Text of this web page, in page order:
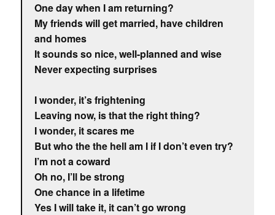
One day when I am returning?
My friends will get married, have children
and homes
It sounds so nice, well-planned and wise
Never expecting surprises
I wonder, it’s frightening
Leaving now, is that the right thing?
I wonder, it scares me
But who the the hell am I if I don’t even try?
I’m not a coward
Oh no, I’ll be strong
One chance in a lifetime
Yes I will take it, it can’t go wrong